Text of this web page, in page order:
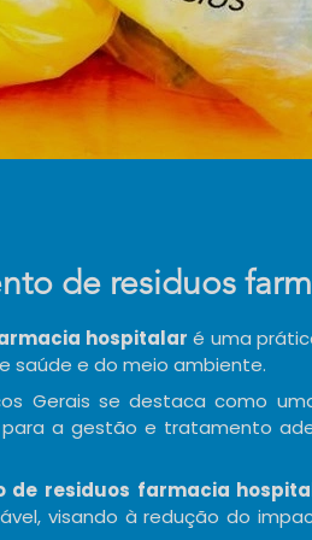
de residuos
hospitalar é uma
saúde e do meio ambiente.
Gerais se destaca como
a gestão e tratamento
de residuos farmacia
visando à redução do